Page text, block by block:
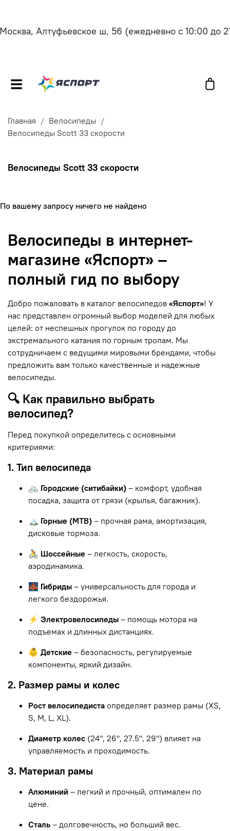
Алтуфьевское ш, 56(ежедневно с 10:00 до
Главная
Велосипеды
Велосипеды Scott 33 скорости
Велосипеды Scott 33 скорости
По вашему запросу ничего не найдено
Велосипеды в интернет-
магазине «Яспорт» –
полный гид по выбору
Добро пожаловать в каталог велосипедов «Яспорт»! У
нас представлен огромный выбор моделей для любых
целей: от неспешных прогулок по городу до
экстремального катания по горным тропам. Мы
сотрудничаем с ведущими мировыми брендами, чтобы
предложить вам только качественные и надежные
велосипеды.
🔍 Как правильно выбрать
велосипед?
Перед покупкой определитесь с основными
критериями:
1. Тип велосипеда
🚲 Городские (ситибайки) – комфорт, удобная
посадка, защита от грязи (крылья, багажник).
🏔 Горные (MTB) – прочная рама, амортизация,
дисковые тормоза.
🚴 Шоссейные – легкость, скорость,
аэродинамика.
🌉 Гибриды – универсальность для города и
легкого бездорожья.
⚡ Электровелосипеды – помощь мотора на
подъемах и длинных дистанциях.
👶 Детские – безопасность, регулируемые
компоненты, яркий дизайн.
2. Размер рамы и колес
Рост велосипедиста определяет размер рамы (XS,
S, M, L, XL).
Диаметр колес (24", 26", 27.5", 29") влияет на
управляемость и проходимость.
3. Материал рамы
Алюминий – легкий и прочный, оптимален по
цене.
Сталь – долговечность, но больший вес.